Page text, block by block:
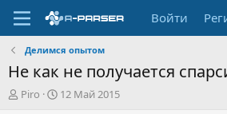
Войти
Делимся опытом
Не как не получается
А
Piro
Д12 Май 2015